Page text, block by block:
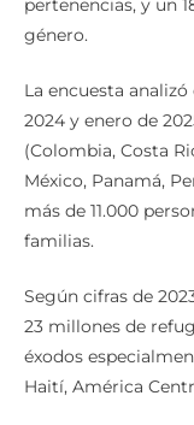
pertenencias, y un
género.
La encuesta
2024 y enero de
(Colombia, Costa
México, Panamá,
más de 11.000
familias.
Según cifras de
23 millones de
éxodos
Haití, América